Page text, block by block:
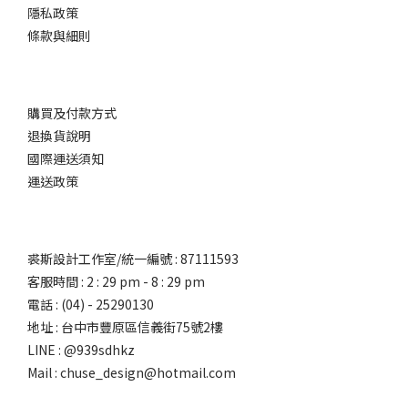
隱私政策
條款與細則
購買及付款方式
退換貨說明
國際運送須知
運送政策
裘斯設計工作室/統一編號 : 87111593
客服時間 : 2 : 29 pm - 8 : 29 pm
電話 : (04) - 25290130
地址 : 台中市豐原區信義街75號2樓
LINE : @939sdhkz
Mail : chuse_design@hotmail.com